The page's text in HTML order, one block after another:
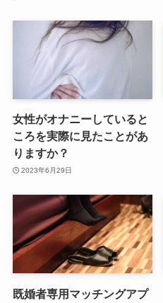
女性がオナニーしていると
ころを実際に見たことがあ
りますか？
2023年6月29日
既婚者専用マッチングアプ